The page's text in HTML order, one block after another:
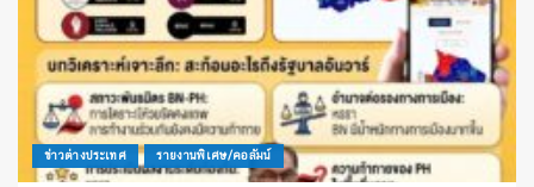
ข่าวต่างประเทศ รายงานพิเศษ/คอลัมน์